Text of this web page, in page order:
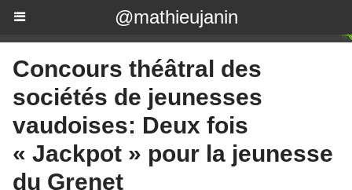
@mathieujanin
Concours théâtral des
sociétés de jeunesses
vaudoises: Deux fois
« Jackpot » pour la jeunesse
du Grenet